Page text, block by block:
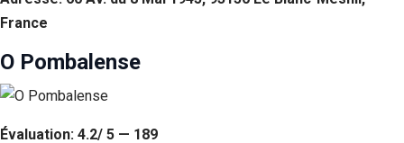
France
O Pombalense
Évaluation: 4.2/ 5 — 189